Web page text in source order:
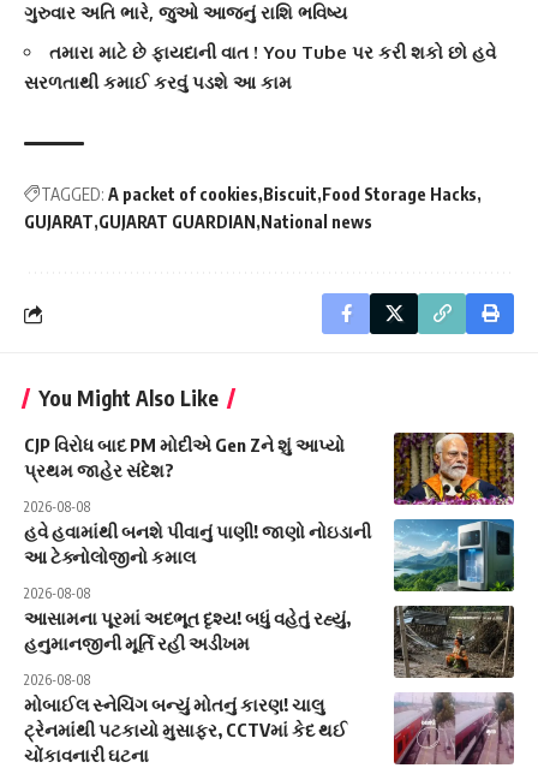
ગુરુવાર અતિ ભારે, જુઓ આજનું રાશિ ભવિષ્ય
તમારા માટે છે ફાયદાની વાત ! You Tube પર કરી શકો છો હવે
સરળતાથી કમાઈ કરવું પડશે આ કામ
TAGGED: A packet of cookies Biscuit Food Storage Hacks
GUJARAT GUJARAT GUARDIAN National news
You Might Also Like
CJP વિરોધ બાદ PM મોદીએ Gen Zને શું આપ્યો
પ્રથમ જાહેર સંદેશ?
2026-08-08
હવે હવામાંથી બનશે પીવાનું પાણી! જાણો નોઇડાની
આ ટેક્નોલોજીનો કમાલ
2026-08-08
આસામના પૂરમાં અદભૂત દૃશ્ય! બધું વહેતું રહ્યું,
હનુમાનજીની મૂર્તિ રહી અડીખમ
2026-08-08
મોબાઈલ સ્નેચિંગ બન્યું મોતનું કારણ! ચાલુ
ટ્રેનમાંથી પટકાયો મુસાફર, CCTVમાં કેદ થઈ
ચોંકાવનારી ઘટના